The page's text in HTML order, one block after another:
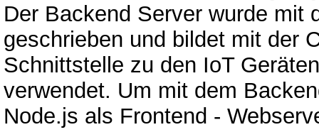
Der Backend Server wurde mit
geschrieben und bildet mit der
Schnittstelle zu den IoT
verwendet. Um mit dem
Node.js als Frontend -